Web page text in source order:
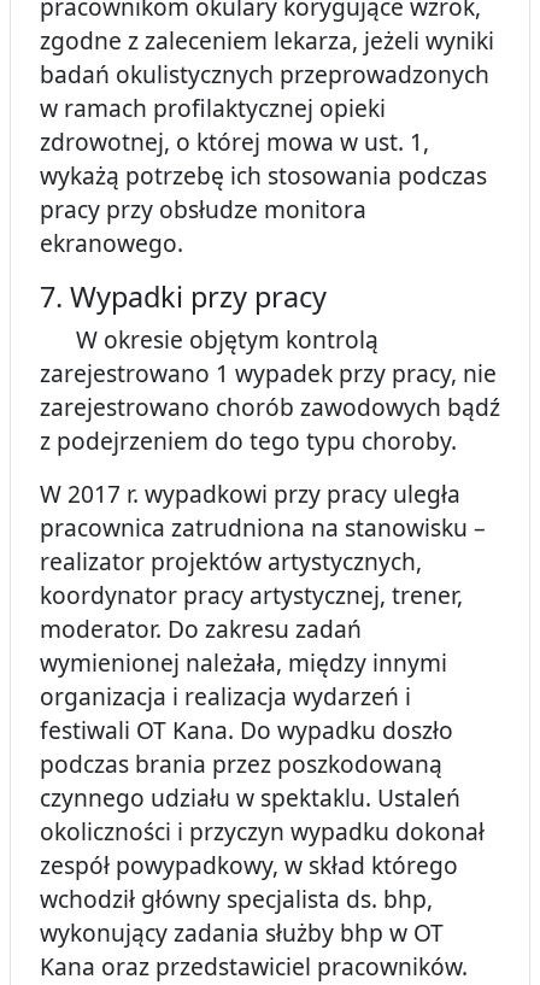
pracownikom okulary korygujące wzrok,
zgodne z zaleceniem lekarza, jeżeli wyniki
badań okulistycznych przeprowadzonych
w ramach profilaktycznej opieki
zdrowotnej, o której mowa w ust. 1,
wykażą potrzebę ich stosowania podczas
pracy przy obsłudze monitora
ekranowego.
7. Wypadki przy pracy
W okresie objętym kontrolą
zarejestrowano 1 wypadek przy pracy, nie
zarejestrowano chorób zawodowych bądź
z podejrzeniem do tego typu choroby.
W 2017 r. wypadkowi przy pracy uległa
pracownica zatrudniona na stanowisku –
realizator projektów artystycznych,
koordynator pracy artystycznej, trener,
moderator. Do zakresu zadań
wymienionej należała, między innymi
organizacja i realizacja wydarzeń i
festiwali OT Kana. Do wypadku doszło
podczas brania przez poszkodowaną
czynnego udziału w spektaklu. Ustaleń
okoliczności i przyczyn wypadku dokonał
zespół powypadkowy, w skład którego
wchodził główny specjalista ds. bhp,
wykonujący zadania służby bhp w OT
Kana oraz przedstawiciel pracowników.